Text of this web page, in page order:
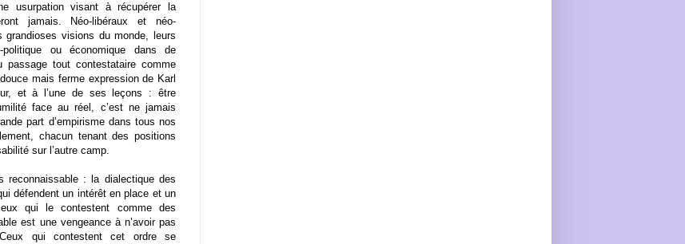
usurpation visant à récupérer la
jamais. Néo-libéraux et néo-
grandioses visions du monde, leurs
ou économique dans de
passage tout contestataire comme
mais ferme expression de Karl
et à l’une de ses leçons : être
face au réel, c’est ne jamais
part d’empirisme dans tous nos
chacun tenant des positions
sur l’autre camp.
reconnaissable : la dialectique des
défendent un intérêt en place et un
qui le contestent comme des
est une vengeance à n’avoir pas
qui contestent cet ordre se